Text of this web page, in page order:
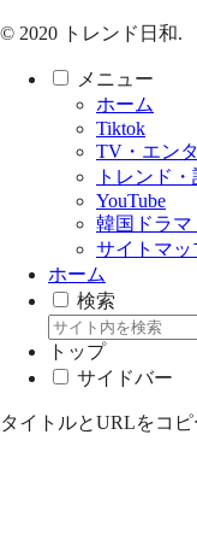
© 2020 トレンド日和.
メニュー
ホーム
Tiktok
TV・エン
トレンド
YouTube
韓国ドラマ
サイトマッ
ホーム
検索
トップ
サイドバー
タイトルとURLをコ